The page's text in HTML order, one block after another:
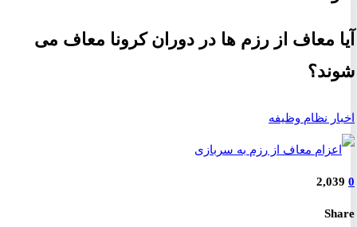
معاف از رزم ها در دوران کرونا معاف می
نظام وظیفه